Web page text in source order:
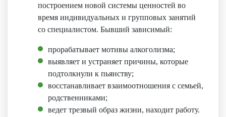
построением новой системы ценностей во
время индивидуальных и групповых занятий
со специалистом. Бывший зависимый:
прорабатывает мотивы алкоголизма;
выявляет и устраняет причины, которые
подтолкнули к пьянству;
восстанавливает взаимоотношения с семьей,
родственниками;
ведет трезвый образ жизни, находит работу.